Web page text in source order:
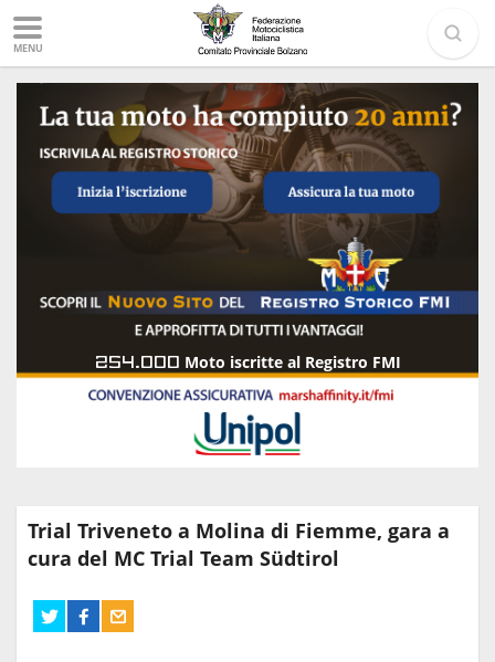
MENU
254.000 Moto iscritte al Registro FMI
Trial Triveneto a Molina di Fiemme, gara a
cura del MC Trial Team Südtirol